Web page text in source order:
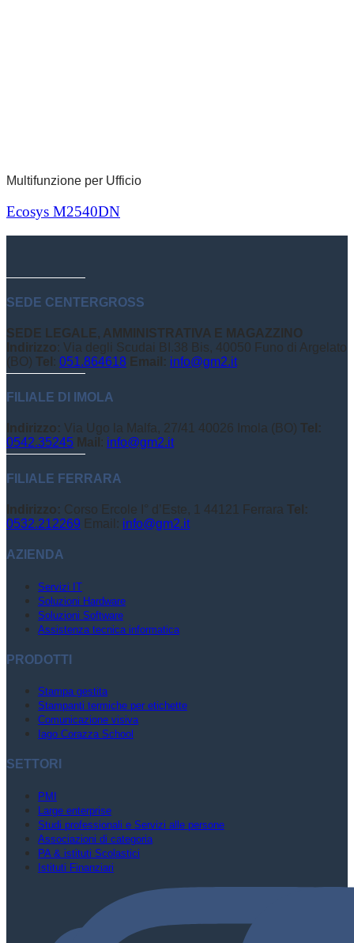
Multifunzione per Ufficio
Ecosys M2540DN
SEDE CENTERGROSS
SEDE LEGALE, AMMINISTRATIVA E MAGAZZINO
Indirizzo: Via degli Scudai BI.38 Bis, 40050 Funo di Argelato
(BO) Tel : 051.864618 Email: info@gm2.it
FILIALE DI IMOLA
Indirizzo: Via Ugo la Malfa, 27/41 40026 Imola (BO) Tel:
0542.35245 Mail : info@gm2.it
FILIALE FERRARA
Indirizzo: Corso Ercole I° d’Este, 1 44121 Ferrara Tel:
0532.212269 Email: info@gm2.it
AZIENDA
Servizi IT
Soluzioni Hardware
Soluzioni Software
Assistenza tecnica informatica
PRODOTTI
Stampa gestita
Stampanti termiche per etichette
Comunicazione visiva
Iago Corazza School
SETTORI
PMI
Large enterprise
Studi professionali e Servizi alle persone
Associazioni di categoria
PA & istituti Scolastici
Istituti Finanziari